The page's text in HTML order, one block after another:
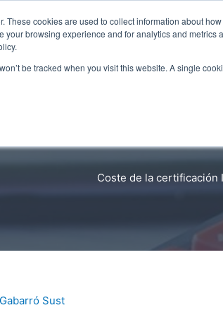
These cookies are used to collect information about
browsing experience and for analytics and
be tracked when you visit this website. A single
Coste de la certificación
Sust